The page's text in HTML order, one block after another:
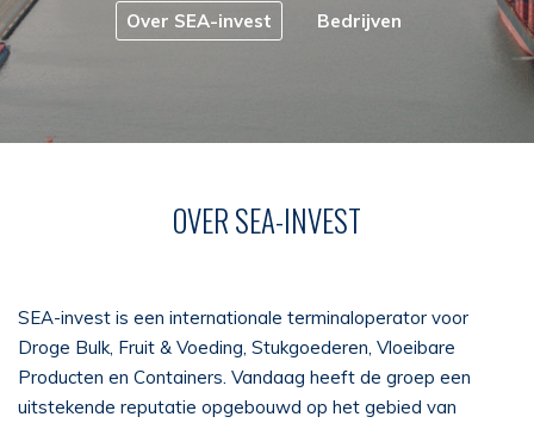
Over SEA-invest Bedrijven
OVER SEA-INVEST
SEA-invest is een internationale terminaloperator voor
Droge Bulk, Fruit & Voeding, Stukgoederen, Vloeibare
Producten en Containers. Vandaag heeft de groep een
uitstekende reputatie opgebouwd op het gebied van